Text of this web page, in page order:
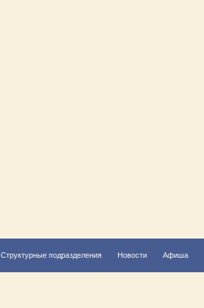
Структурные подразделения Новости Афиша